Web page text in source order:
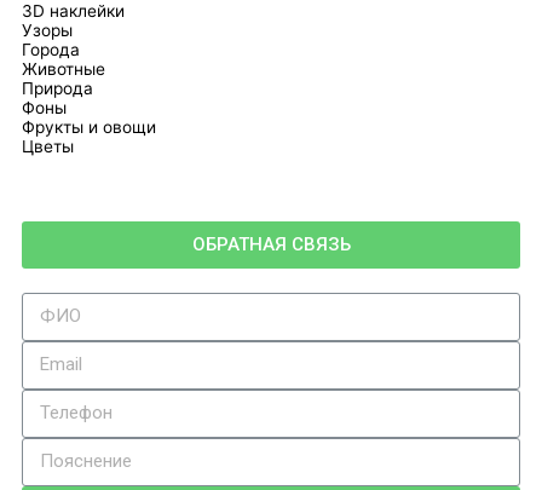
3D наклейки
Узоры
Города
Животные
Природа
Фоны
Фрукты и овощи
Цветы
ОБРАТНАЯ СВЯЗЬ